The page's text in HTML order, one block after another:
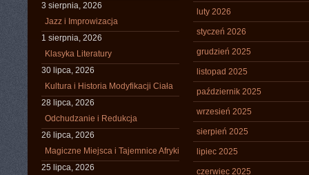
3 sierpnia, 2026
Jazz i Improwizacja
1 sierpnia, 2026
Klasyka Literatury
30 lipca, 2026
Kultura i Historia Modyfikacji Ciała
28 lipca, 2026
Odchudzanie i Redukcja
26 lipca, 2026
Magiczne Miejsca i Tajemnice Afryki
25 lipca, 2026
luty 2026
styczeń 2026
grudzień 2025
listopad 2025
październik 2025
wrzesień 2025
sierpień 2025
lipiec 2025
czerwiec 2025